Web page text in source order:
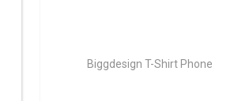
Biggdesign T-Shirt Phone